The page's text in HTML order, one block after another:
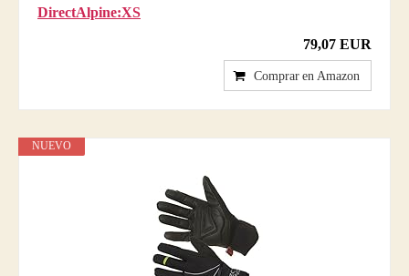
DirectAlpine:XS
79,07 EUR
Comprar en Amazon
NUEVO